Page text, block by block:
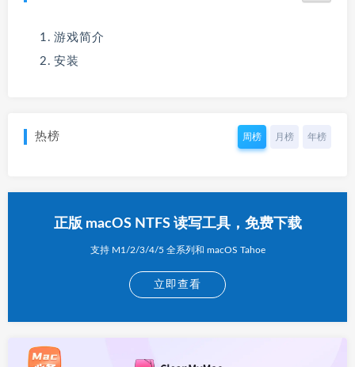
游戏简介
安装
热榜 周榜 月榜 年榜
正版 macOS NTFS 读写工具，免费下载
支持 M1/2/3/4/5 全系列和 macOS Tahoe
立即查看